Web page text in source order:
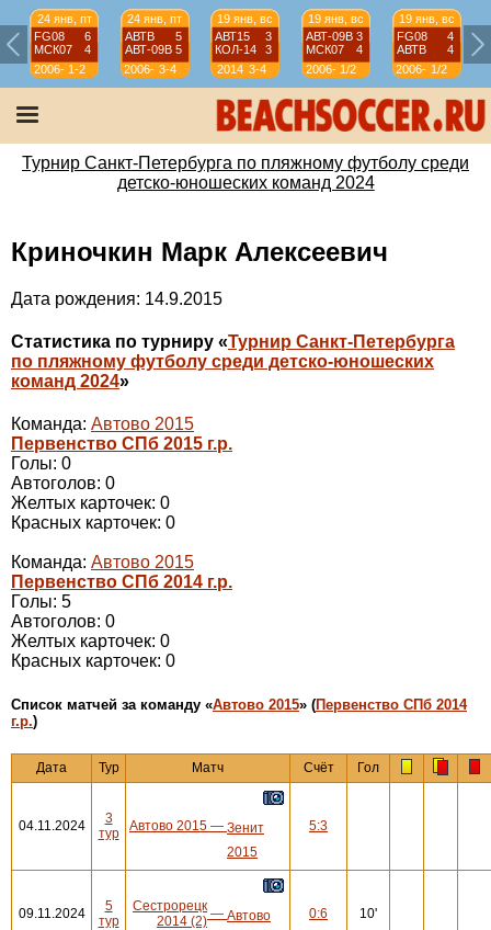
24 янв, пт
FG08
6
МСК07
4
2006-
07
1-2
24 янв, пт
АВТВ
5
АВТ-09B 5
2006-
07
3-4
19 янв, вс
АВТ15
3
КОЛ-14
3
2014 3-4
19 янв, вс
АВТ-09B 3
МСК07
4
2006-
07
1/2
19 янв, вс
FG08
4
АВТВ
4
2006-
07
1/2
Турнир Санкт-Петербурга по пляжному футболу среди
детско-юношеских команд 2024
Криночкин Марк Алексеевич
Дата рождения: 14.9.2015
Статистика по турниру «Турнир Санкт-Петербурга
по пляжному футболу среди детско-юношеских
команд 2024»
Команда: Автово 2015
Первенство СПб 2015 г.р.
Голы: 0
Автоголов: 0
Желтых карточек: 0
Красных карточек: 0
Команда: Автово 2015
Первенство СПб 2014 г.р.
Голы: 5
Автоголов: 0
Желтых карточек: 0
Красных карточек: 0
Cписок матчей за команду «Автово 2015» (Первенство СПб 2014
г.р.)
Дата Тур Матч Счёт Гол
04.11.2024
3
тур
Автово 2015 — Зенит
2015
5:3
09.11.2024
5
тур
Сестрорецк
2014 (2) — Автово
0:6 10'